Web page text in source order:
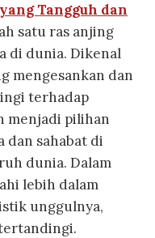
Tangguh dan
satu ras anjing
di dunia. Dikenal
mengesankan dan
terhadap
menjadi pilihan
dan sahabat di
dunia. Dalam
lebih dalam
unggulnya,